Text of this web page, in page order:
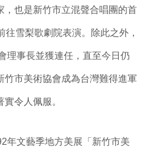
，也是新竹市立混聲合唱團的首
往雪梨歌劇院表演。除此之外，
理事長並獲連任，直至今日仍
竹市美術協會成為台灣難得進軍
令人佩服。
年文藝季地方美展「新竹市美